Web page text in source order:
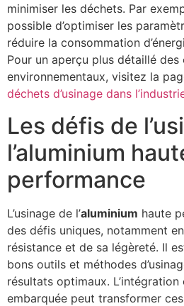
minimiser les déchets. Par
possible d’optimiser les
réduire la consommation
Pour un aperçu plus détaillé des
environnementaux, visitez la
déchets d’usinage dans
Les défis de
l’aluminium
performance
L’usinage de l’aluminium haute
des défis uniques, notamment
résistance et de sa légèreté. Il
bons outils et méthodes
résultats optimaux. L’intégration
embarquée peut transformer